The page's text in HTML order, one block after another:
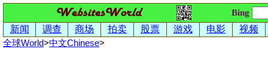
Bing
新闻 调查 商场 拍卖 股票 游戏 电影 视频
全球World>中文Chinese>